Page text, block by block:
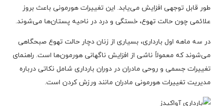
طور قابل توجهی افزایش می‌یابد. این تغییرات هورمونی باعث بروز
علائمی چون حالت تهوع، خستگی و درد در ناحیه پستان‌ها می‌شوند.
در سه ماهه اول بارداری، بسیاری از زنان دچار حالت تهوع صبحگاهی
می‌شوند که معمولاً ناشی از افزایش ناگهانی هورمون‌ها است. راهنمای
تغییرات جسمی و روحی مادران در دوران بارداری شامل نکاتی درباره
مدیریت تغییرات هورمونی مادران مانند ورزش کردن است.